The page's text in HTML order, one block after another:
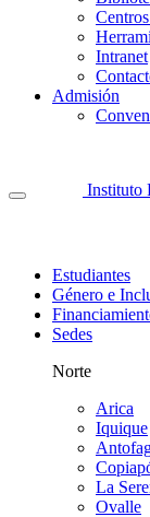
Intranet
Admisión
Instituto
Estudiantes
Género e
Sedes
Norte
Arica
Iquique
La
Ovalle